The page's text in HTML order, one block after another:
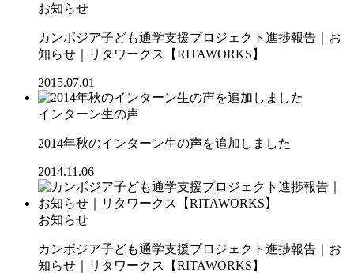
お知らせ
カンボジア子ども通学支援プロジェクト進捗報告｜お
知らせ｜リタワークス【RITAWORKS】
2015.07.01
インターン生の声
2014年秋のインターン生の声を追加しました
2014.11.06
お知らせ
カンボジア子ども通学支援プロジェクト進捗報告｜お
知らせ｜リタワークス【RITAWORKS】